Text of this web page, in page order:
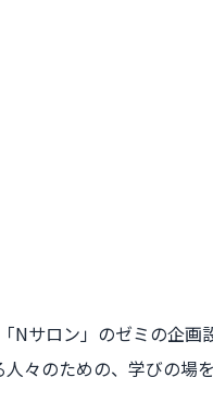
サロン」のゼミの企
々のための、学びの場